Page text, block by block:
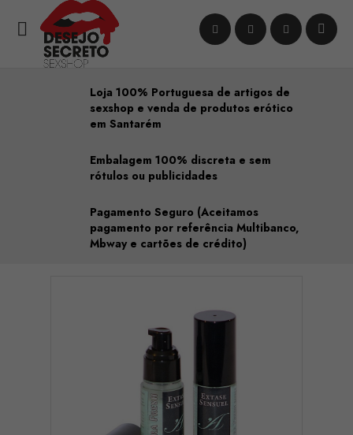

Loja 100% Portuguesa de artigos de
sexshop e venda de produtos erótico
em Santarém
Embalagem 100% discreta e sem
rótulos ou publicidades
Pagamento Seguro (Aceitamos
pagamento por referência Multibanco,
Mbway e cartões de crédito)